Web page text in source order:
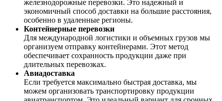
железнодорожные перевозки. Это надежный и
экономичный способ доставки на большие расстояния,
особенно в удаленные регионы.
Контейнерные перевозки
Для международной логистики и объемных грузов мы
организуем отправку контейнерами. Этот метод
обеспечивает сохранность продукции даже при
длительных перевозках.
Авиадоставка
Если требуется максимально быстрая доставка, мы
можем организовать транспортировку продукции